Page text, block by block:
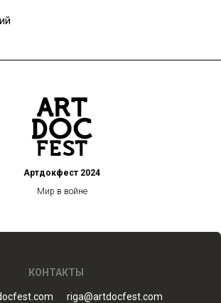
Артдокфест 2024
Мир в войне
КОНТАКТЫ
riga@artdocfest.com